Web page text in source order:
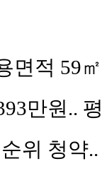
면적 59
만원..
순위 청